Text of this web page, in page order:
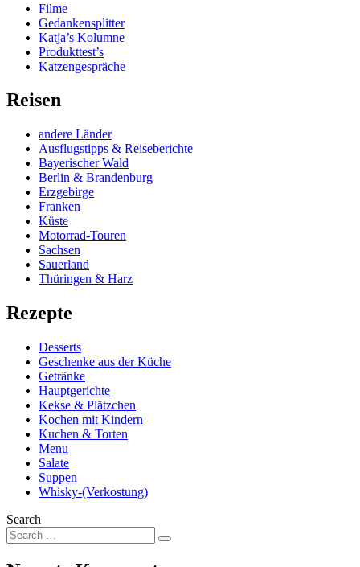
Filme
Gedankensplitter
Katja’s Kolumne
Produkttest’s
Katzengespräche
Reisen
andere Länder
Ausflugstipps & Reiseberichte
Bayerischer Wald
Berlin & Brandenburg
Erzgebirge
Franken
Küste
Motorrad-Touren
Sachsen
Sauerland
Thüringen & Harz
Rezepte
Desserts
Geschenke aus der Küche
Getränke
Hauptgerichte
Kekse & Plätzchen
Kochen mit Kindern
Kuchen & Torten
Menu
Salate
Suppen
Whisky-(Verkostung)
Search